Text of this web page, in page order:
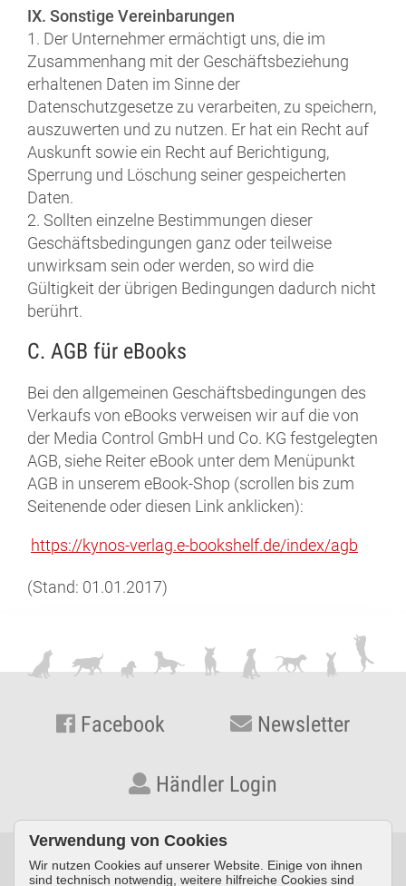
IX. Sonstige Vereinbarungen
1. Der Unternehmer ermächtigt uns, die im
Zusammenhang mit der Geschäftsbeziehung
erhaltenen Daten im Sinne der
Datenschutzgesetze zu verarbeiten, zu speichern,
auszuwerten und zu nutzen. Er hat ein Recht auf
Auskunft sowie ein Recht auf Berichtigung,
Sperrung und Löschung seiner gespeicherten
Daten.
2. Sollten einzelne Bestimmungen dieser
Geschäftsbedingungen ganz oder teilweise
unwirksam sein oder werden, so wird die
Gültigkeit der übrigen Bedingungen dadurch nicht
berührt.
C. AGB für eBooks
Bei den allgemeinen Geschäftsbedingungen des
Verkaufs von eBooks verweisen wir auf die von
der Media Control GmbH und Co. KG festgelegten
AGB, siehe Reiter eBook unter dem Menüpunkt
AGB in unserem eBook-Shop (scrollen bis zum
Seitenende oder diesen Link anklicken):
https://kynos-verlag.e-bookshelf.de/index/agb
(Stand: 01.01.2017)
Facebook Newsletter
Händler Login
© KYNOS VERLAG Dr. Dieter Fleig GmbH · Konrad-Zuse-Straße
Verwendung von Cookies
Wir nutzen Cookies auf unserer Website. Einige von ihnen
sind technisch notwendig, weitere hilfreiche Cookies sind